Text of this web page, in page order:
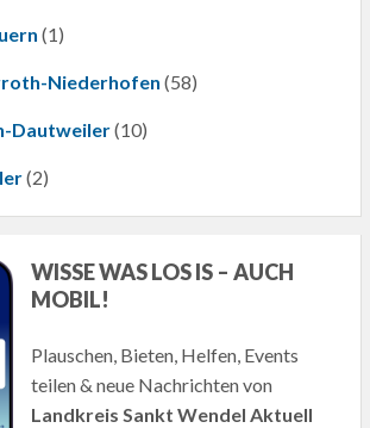
(1)
Niederhofen (58)
Dautweiler(10)
(2)
WISSE WAS LOS IS – AUCH
MOBIL!
Plauschen, Bieten, Helfen, Events
teilen & neue Nachrichten von
Landkreis Sankt Wendel Aktuell